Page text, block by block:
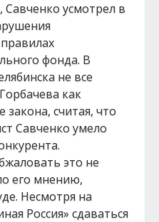
усмотрел в
фонда. В
не все
как
считая, что
Савченко умело
это не
его мнению,
Несмотря на
Россия» сдаваться